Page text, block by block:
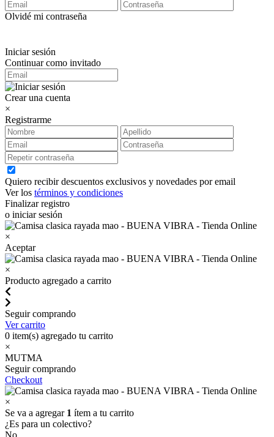
Olvidé mi contraseña
Iniciar sesión
Continuar como invitado
Crear una cuenta
×
Registrarme
Quiero recibir descuentos exclusivos y novedades por email
Ver los términos y condiciones
Finalizar registro
o iniciar sesión
×
Aceptar
×
Producto agregado a carrito
Seguir comprando
Ver carrito
0 item(s) agregado tu carrito
×
MUTMA
Seguir comprando
Checkout
×
Se va a agregar 1 ítem a tu carrito
¿Es para un colectivo?